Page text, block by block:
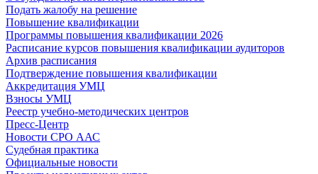
Подать жалобу на решение
Повышение квалификации
Программы повышения квалификации 2026
Расписание курсов повышения квалификации аудиторов
Архив расписания
Подтверждение повышения квалификации
Аккредитация УМЦ
Взносы УМЦ
Реестр учебно-методических центров
Пресс-Центр
Новости СРО ААС
Судебная практика
Официальные новости